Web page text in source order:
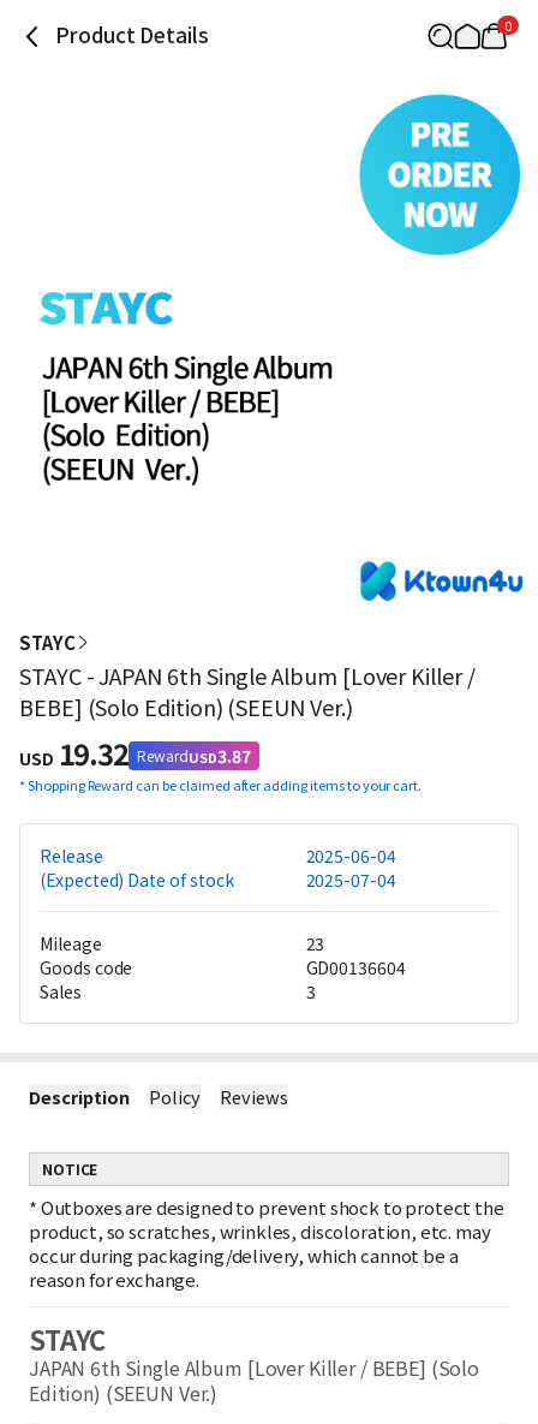
Product Details 0
STAYC
STAYC - JAPAN 6th Single Album [Lover Killer /
BEBE] (Solo Edition) (SEEUN Ver.)
USD 19.32 RewardUSD3.87
*Shopping Reward can be claimed after adding items to your cart.
Release
2025-06-04
(Expected) Date of stock
2025-07-04
Mileage
23
Goods code
GD00136604
Sales
3
Description Policy Reviews
NOTICE
*Outboxes are designed to prevent shock to protect the
product, so scratches, wrinkles, discoloration, etc. may
occur during packaging/delivery, which cannot be a
reason for exchange.
STAYC
JAPAN 6th Single Album [Lover Killer / BEBE] (Solo
Edition) (SEEUN Ver.)